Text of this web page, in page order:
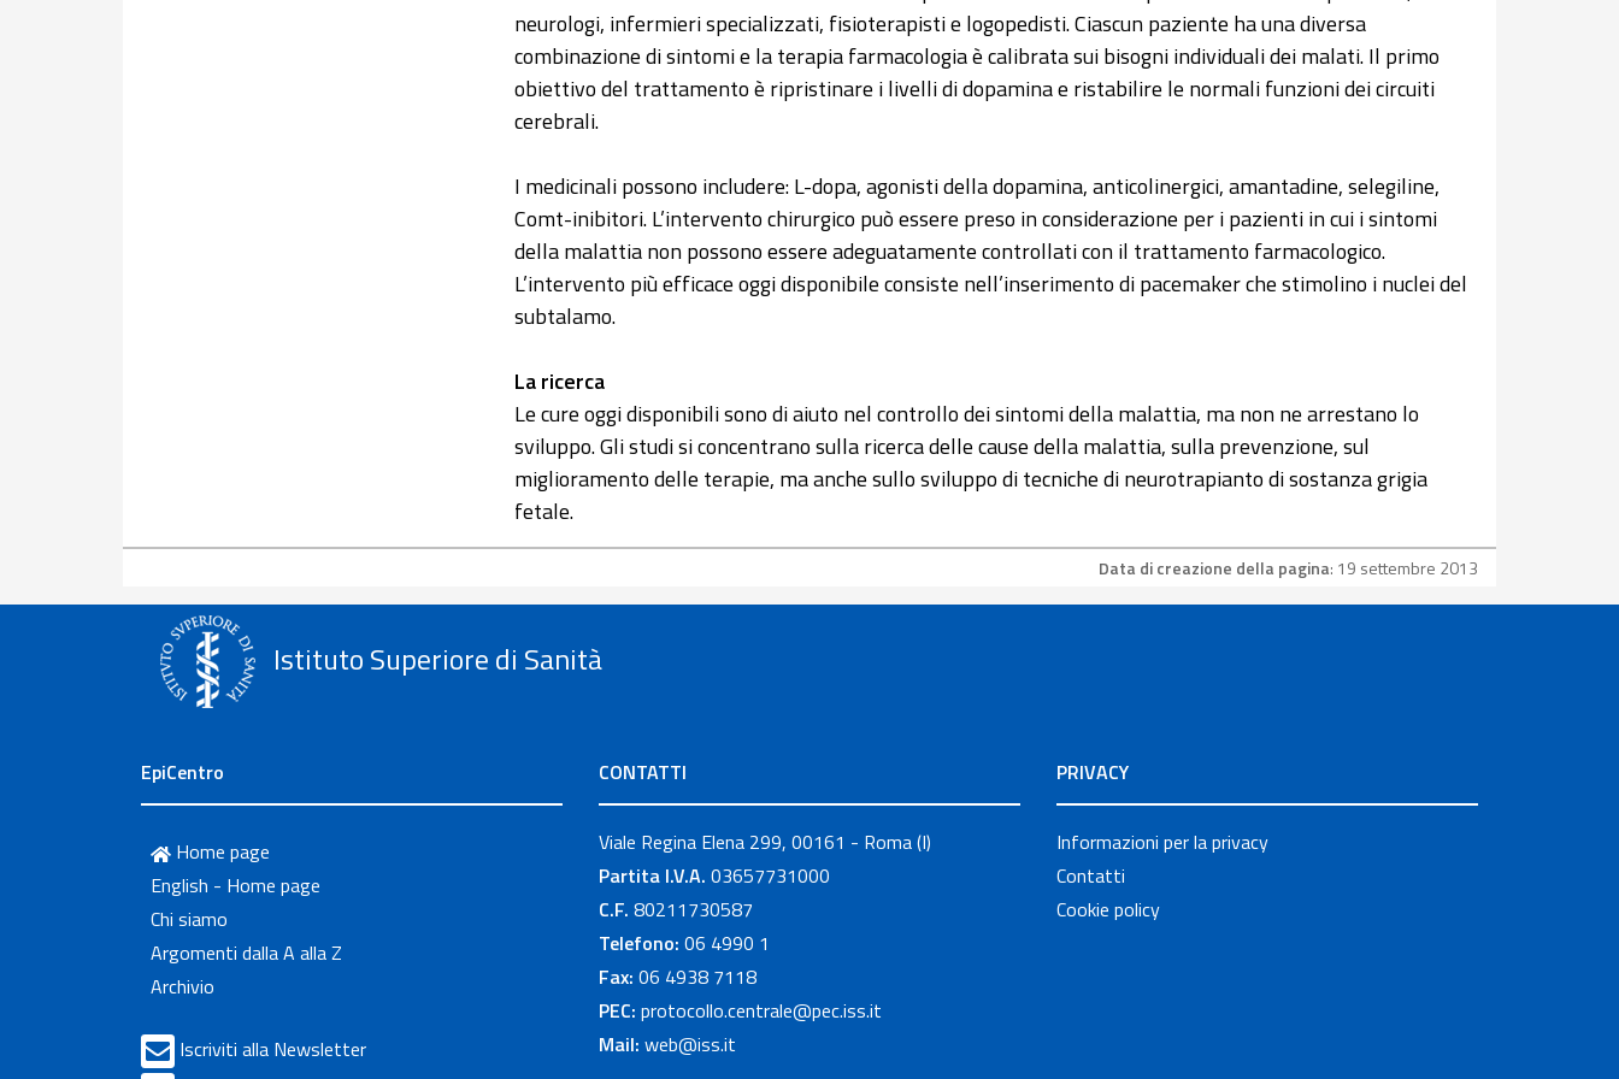
neurologi, infermieri specializzati, fisioterapisti e logopedisti. Ciascun paziente ha una diversa
combinazione di sintomi e la terapia farmacologia è calibrata sui bisogni individuali dei malati. Il primo
obiettivo del trattamento è ripristinare i livelli di dopamina e ristabilire le normali funzioni dei circuiti
cerebrali.
I medicinali possono includere: L-dopa, agonisti della dopamina, anticolinergici, amantadine, selegiline,
Comt-inibitori. L’intervento chirurgico può essere preso in considerazione per i pazienti in cui i sintomi
della malattia non possono essere adeguatamente controllati con il trattamento farmacologico.
L’intervento più efficace oggi disponibile consiste nell’inserimento di pacemaker che stimolino i nuclei del
subtalamo.
La ricerca
Le cure oggi disponibili sono di aiuto nel controllo dei sintomi della malattia, ma non ne arrestano lo
sviluppo. Gli studi si concentrano sulla ricerca delle cause della malattia, sulla prevenzione, sul
miglioramento delle terapie, ma anche sullo sviluppo di tecniche di neurotrapianto di sostanza grigia
fetale.
Data di creazione della pagina: 19 settembre 2013
Istituto Superiore di Sanità
EpiCentro
Home page
English - Home page
Chi siamo
Argomenti dalla A alla Z
Archivio
Iscriviti alla Newsletter
CONTATTI
Viale Regina Elena 299, 00161 - Roma (I)
Partita I.V.A. 03657731000
C.F. 80211730587
Telefono: 06 4990 1
Fax: 06 4938 7118
PEC: protocollo.centrale@pec.iss.it
Mail: web@iss.it
PRIVACY
Informazioni per la privacy
Contatti
Cookie policy